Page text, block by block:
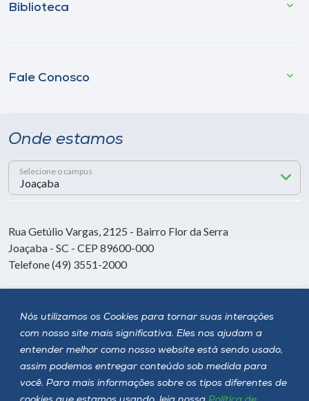
Nós utilizamos os Cookies para tornar suas interações
com nosso site mais significativa. Eles nos ajudam a
entender melhor como nosso website está sendo usado,
assim podemos entregar conteúdo sob medida para
você. Para mais informações sobre os tipos diferentes de
Biblioteca
Fale Conosco
Onde estamos
Selecione o campus
Rua Getúlio Vargas, 2125 - Bairro Flor da Serra
Joaçaba - SC - CEP 89600-000
Telefone (49) 3551-2000
Siga a Unoesc